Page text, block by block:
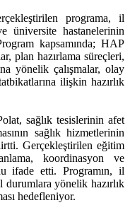
programa, il
üniversite hastanelerinin
kapsamında; HAP
plan hazırlama süreçleri,
yönelik çalışmalar, olay
ilişkin hazırlık
sağlık tesislerinin afet
sağlık hizmetlerinin
Gerçekleştirilen eğitim
koordinasyon ve
ifade etti. Programın, il
durumlara yönelik hazırlık
hedefleniyor.